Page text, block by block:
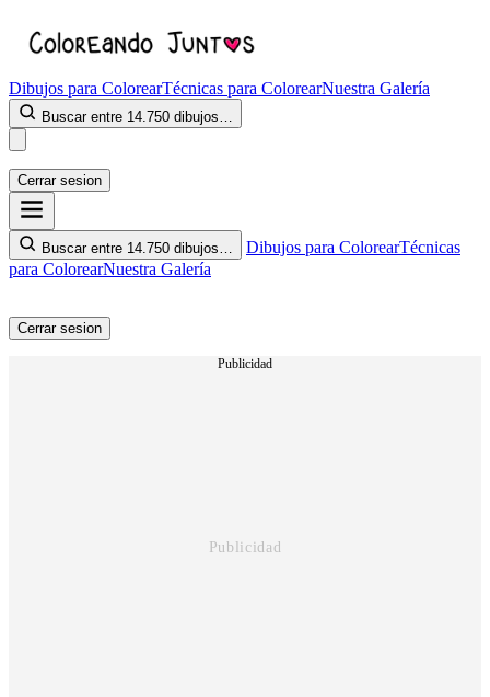
Dibujos para ColorearTécnicas para ColorearNuestra Galería
Buscar entre 14.750 dibujos…
Cerrar sesion
Buscar entre 14.750 dibujos… Dibujos para ColorearTécnicas
para ColorearNuestra Galería
Cerrar sesion
Publicidad